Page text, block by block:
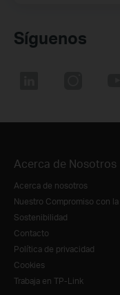
Síguenos
Acerca de Nosotros
Acerca de nosotros
Nuestro Compromiso con
Sostenibilidad
Contacto
Política de privacidad
Cookies
Trabaja en TP-Link